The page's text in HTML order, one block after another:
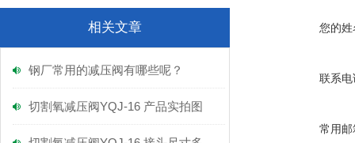
相关文章
钢厂常用的减压阀有哪些呢？
切割氧减压阀YQJ-16 产品实拍图
您的姓
联系电
常用邮